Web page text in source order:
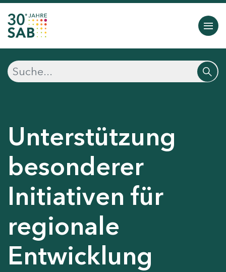
Unterstützung
besonderer
Initiativen für
regionale
Entwicklung